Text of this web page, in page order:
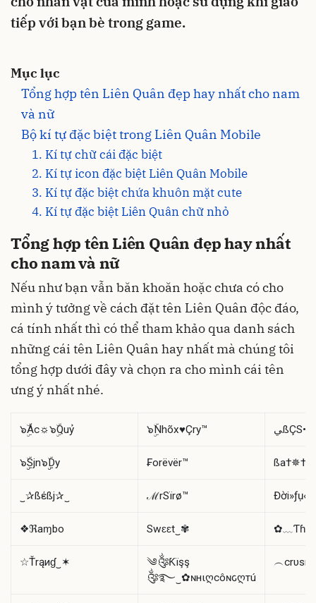
tiếp với bạn bè trong game.
Mục lục
Tổng hợp tên Liên Quân đẹp hay nhất cho nam
và nữ
Bộ kí tự đặc biệt trong Liên Quân Mobile
1. Kí tự chữ cái đặc biệt
2. Kí tự icon đặc biệt Liên Quân Mobile
3. Kí tự đặc biệt chứa khuôn mặt cute
4. Kí tự đặc biệt Liên Quân chữ nhỏ
Tổng hợp tên Liên Quân đẹp hay nhất
cho nam và nữ
Nếu như bạn vẫn băn khoăn hoặc chưa có cho
mình ý tưởng về cách đặt tên Liên Quân độc đáo,
cá tính nhất thì có thể tham khảo qua danh sách
những cái tên Liên Quân hay nhất mà chúng tôi
tổng hợp dưới đây và chọn ra cho mình cái tên
ưng ý nhất nhé.
๖ۣۜÁc☼๖ۣۜQuỷ ๖ۣۜNhõx♥️Çry™
๖ۣۣۜSjn๖ۣۣۜDy ₣orëvër™ ßa†✵†µ
‿✰ßέßj✰‿ ℳrSïrø™
❖ℜaɱbo Swɛɛt‿✾
☆Ťrąиɠ‿✶
༄༂Ƙїşş
༂࿐‿✿ɴнιღcôɴԍღтú